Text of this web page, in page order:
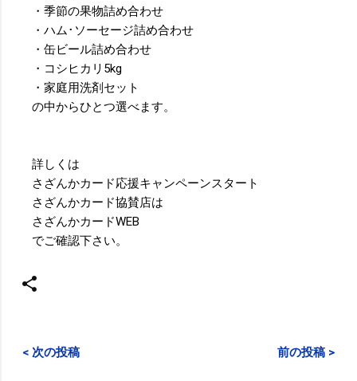
・季節の果物詰め合わせ
・ハム･ソーセージ詰め合わせ
・缶ビール詰め合わせ
・コシヒカリ5kg
・家庭用洗剤セット
の中からひとつ選べます。
詳しくは
さざんかカード応援キャンペーンスタート
さざんかカード協賛店は
さざんかカードWEB
でご確認下さい。
< 次の投稿 前の投稿 >